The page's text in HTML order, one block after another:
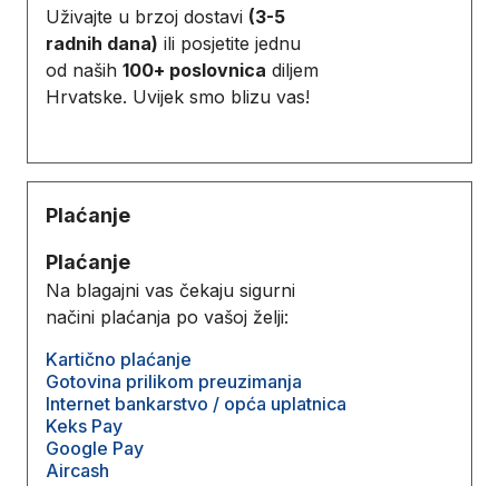
Uživajte u brzoj dostavi (3-5
radnih dana) ili posjetite jednu
od naših 100+ poslovnica diljem
Hrvatske. Uvijek smo blizu vas!
Plaćanje
Plaćanje
Na blagajni vas čekaju sigurni
načini plaćanja po vašoj želji:
Kartično plaćanje
Gotovina prilikom preuzimanja
Internet bankarstvo / opća uplatnica
Keks Pay
Google Pay
Aircash